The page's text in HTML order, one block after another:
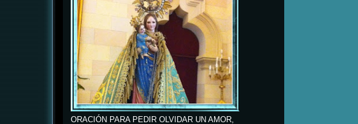
ORACIÓN PARA PEDIR OLVIDAR UN AMOR,